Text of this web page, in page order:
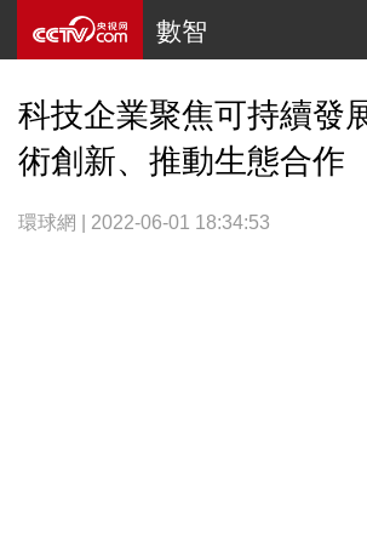
數智
科技企業聚焦可持續發
術創新、推動生態合作
環球網 | 2022-06-01 18:34:53